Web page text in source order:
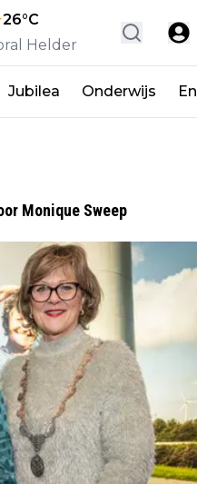
26°C
Helder
Jubilea Onderwijs
Monique Sweep